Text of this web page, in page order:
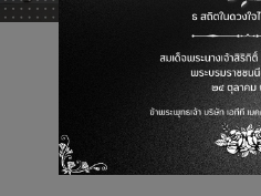
ลิฟต์ส่งรถ ช